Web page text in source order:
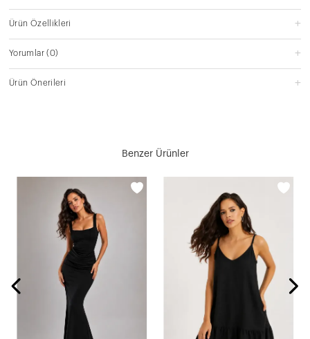
Ürün Özellikleri
Yorumlar(0)
Ürün Önerileri
Benzer Ürünler